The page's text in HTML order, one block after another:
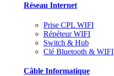
Réseau Internet
Prise CPL WIFI
Répéteur WIFI
Switch & Hub
Clé Bluetooth & WIFI
Câble Informatique